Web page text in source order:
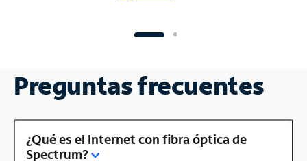
Preguntas frecuentes
¿Qué es el Internet con fibra óptica de
Spectrum?